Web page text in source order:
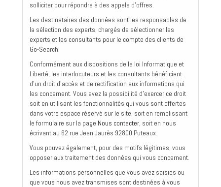
solliciter pour répondre à des appels d'offres.
Les destinataires des données sont les responsables de
la sélection des experts, chargés de sélectionner les
experts et les consultants pour le compte des clients de
Go-Search.
Conformément aux dispositions de la loi Informatique et
Liberté, les interlocuteurs et les consultants bénéficient
d'un droit d'accès et de rectification aux informations qui
les concernent. Vous avez la possibilité d'exercer ce droit
soit en utilisant les fonctionnalités qui vous sont offertes
dans votre espace réservé sur le site, soit en remplissant
le formulaire sur la page Nous contacter, soit en nous
écrivant au 62 rue Jean Jaurès 92800 Puteaux.
Vous pouvez également, pour des motifs légitimes, vous
opposer aux traitement des données qui vous concernent.
Les informations personnelles que vous avez saisies ou
que vous nous avez transmises sont destinées à vous